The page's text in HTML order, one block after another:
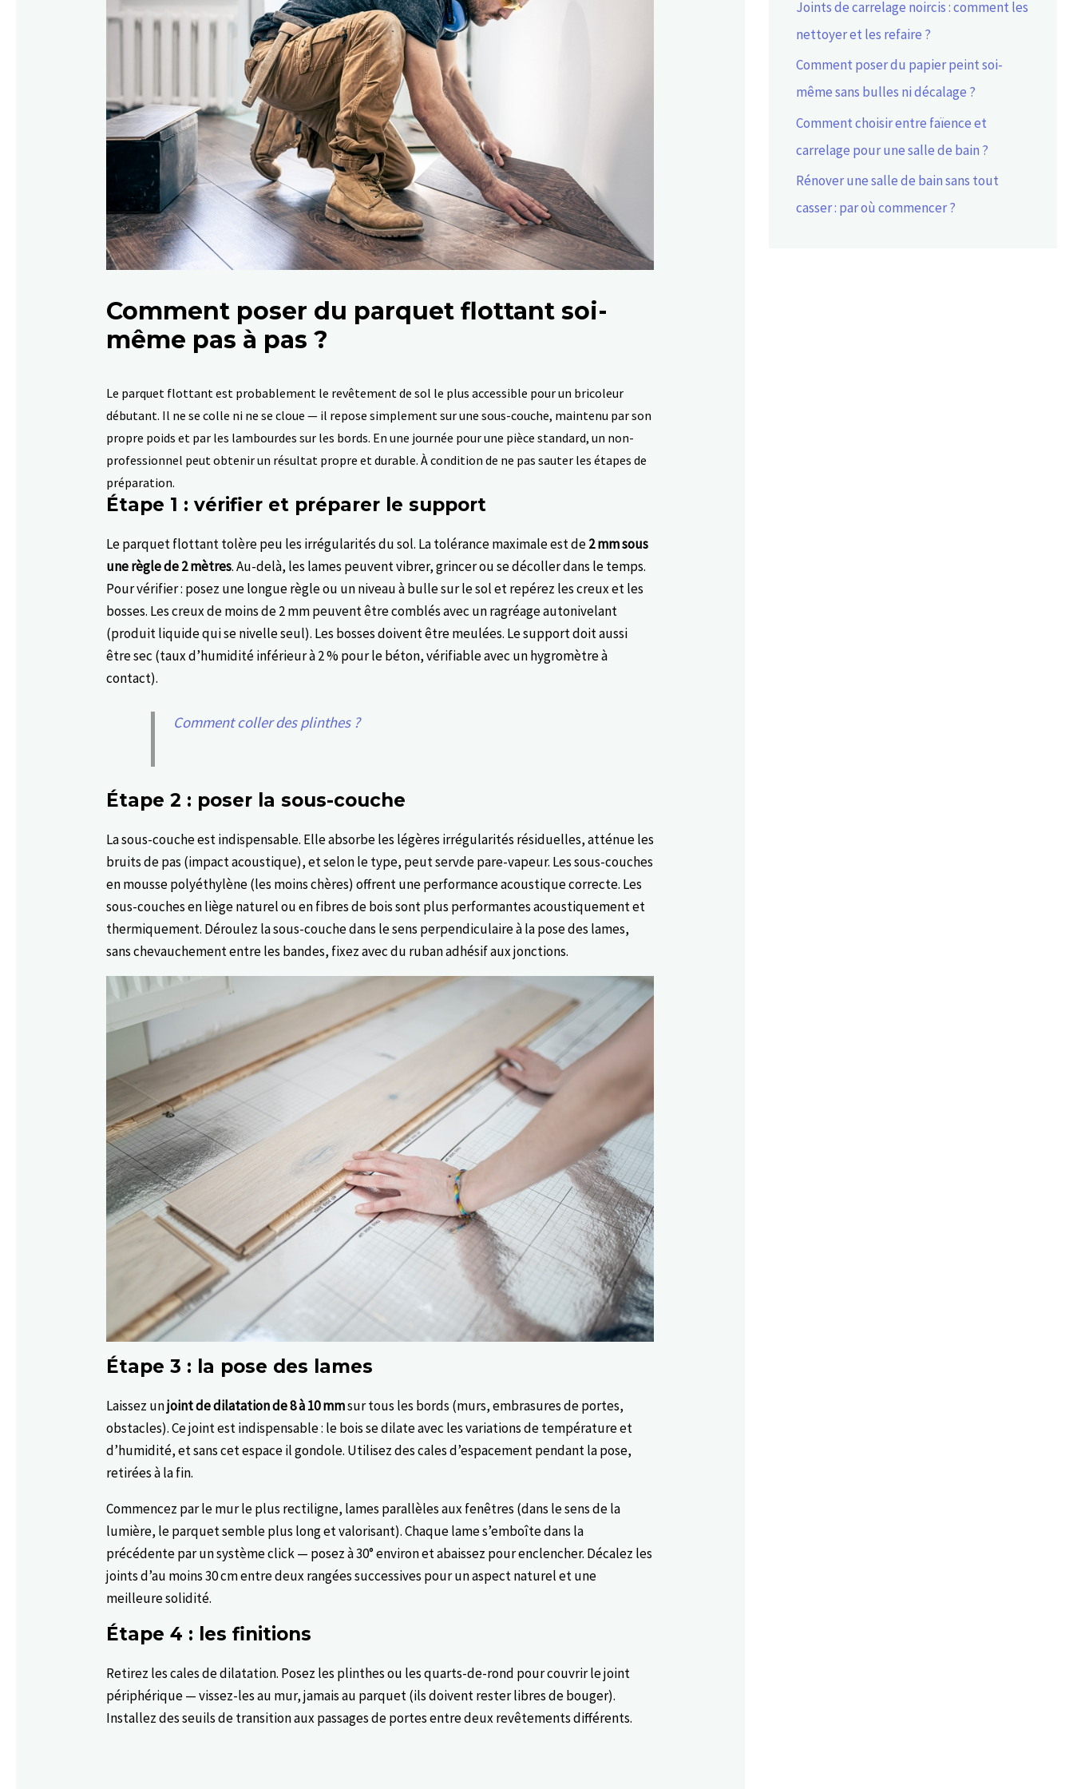
Comment poser du parquet flottant soi-
même pas à pas ?
Le parquet flottant est probablement le revêtement de sol le plus accessible pour un bricoleur
débutant. Il ne se colle ni ne se cloue — il repose simplement sur une sous-couche, maintenu par son
propre poids et par les lambourdes sur les bords. En une journée pour une pièce standard, un non-
professionnel peut obtenir un résultat propre et durable. À condition de ne pas sauter les étapes de
préparation.
Étape 1 : vérifier et préparer le support
Le parquet flottant tolère peu les irrégularités du sol. La tolérance maximale est de2 mm sous
une règle de 2 mètres. Au-delà, les lames peuvent vibrer, grincer ou se décoller dans le temps.
Pour vérifier : posez une longue règle ou un niveau à bulle sur le sol et repérez les creux et les
bosses. Les creux de moins de 2 mm peuvent être comblés avec un ragréage autonivelant
(produit liquide qui se nivelle seul). Les bosses doivent être meulées. Le support doit aussi
être sec (taux d’humidité inférieur à 2 % pour le béton, vérifiable avec un hygromètre à
contact).
Comment coller des plinthes ?
Étape 2 : poser la sous-couche
La sous-couche est indispensable. Elle absorbe les légères irrégularités résiduelles, atténue les
bruits de pas (impact acoustique), et selon le type, peut servde pare-vapeur. Les sous-couches
en mousse polyéthylène (les moins chères) offrent une performance acoustique correcte. Les
sous-couches en liège naturel ou en fibres de bois sont plus performantes acoustiquement et
thermiquement. Déroulez la sous-couche dans le sens perpendiculaire à la pose des lames,
sans chevauchement entre les bandes, fixez avec du ruban adhésif aux jonctions.
Étape 3 : la pose des lames
Laissez unjoint de dilatation de 8 à 10 mmsur tous les bords (murs, embrasures de portes,
obstacles). Ce joint est indispensable : le bois se dilate avec les variations de température et
d’humidité, et sans cet espace il gondole. Utilisez des cales d’espacement pendant la pose,
retirées à la fin.
Commencez par le mur le plus rectiligne, lames parallèles aux fenêtres (dans le sens de la
lumière, le parquet semble plus long et valorisant). Chaque lame s’emboîte dans la
précédente par un système click — posez à 30° environ et abaissez pour enclencher. Décalez les
joints d’au moins 30 cm entre deux rangées successives pour un aspect naturel et une
meilleure solidité.
Étape 4 : les finitions
Retirez les cales de dilatation. Posez les plinthes ou les quarts-de-rond pour couvrir le joint
périphérique — vissez-les au mur, jamais au parquet (ils doivent rester libres de bouger).
Installez des seuils de transition aux passages de portes entre deux revêtements différents.
Joints de carrelage noircis : comment les
nettoyer et les refaire ?
Comment poser du papier peint soi-
même sans bulles ni décalage ?
Comment choisir entre faïence et
carrelage pour une salle de bain ?
Rénover une salle de bain sans tout
casser : par où commencer ?